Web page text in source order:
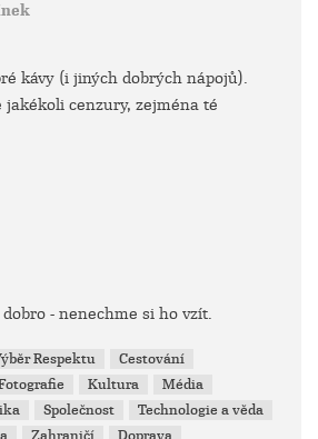
kávy (i jiných dobrých nápojů).
cenzury, zejména té
- nenechme si ho vzít.
Respektu
Cestování
Kultura
Média
Společnost
Technologie a věda